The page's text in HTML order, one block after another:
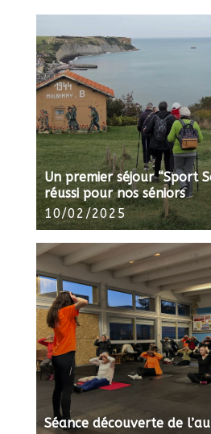
Un premier séjour “Sport
réussi pour nos séniors
10/02/2025
Séance découverte de